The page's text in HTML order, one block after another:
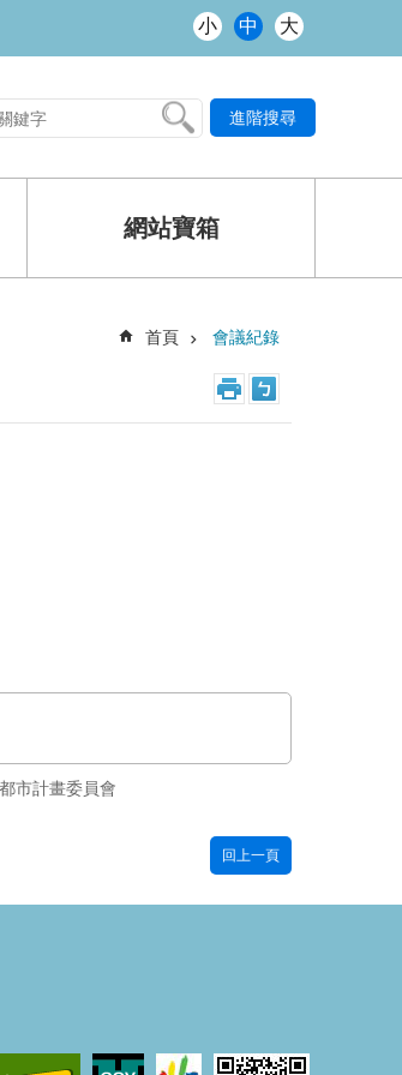
小 中 大
進階搜尋
網站寶箱
首頁 會議紀錄
市計畫委員會
回上一頁